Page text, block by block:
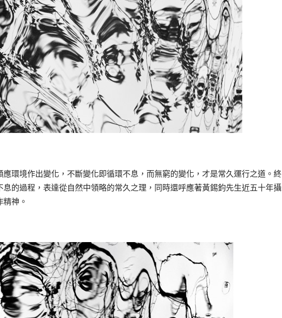
環境作出變化，不斷變化即循環不息，而無窮的變化，才是常久運行之道。終
的過程，表達從自然中領略的常久之理，同時還呼應著黃錫鈞先生近五十年攝
神。